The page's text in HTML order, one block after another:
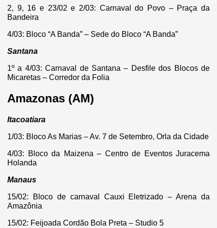
2, 9, 16 e 23/02 e 2/03: Carnaval do Povo – Praça da
Bandeira
4/03: Bloco “A Banda” – Sede do Bloco “A Banda”
Santana
1º a 4/03: Carnaval de Santana – Desfile dos Blocos de
Micaretas – Corredor da Folia
Amazonas (AM)
Itacoatiara
1/03: Bloco As Marias – Av. 7 de Setembro, Orla da Cidade
4/03: Bloco da Maizena – Centro de Eventos Juracema
Holanda
Manaus
15/02: Bloco de carnaval Cauxi Eletrizado – Arena da
Amazônia
15/02: Feijoada Cordão Bola Preta – Studio 5